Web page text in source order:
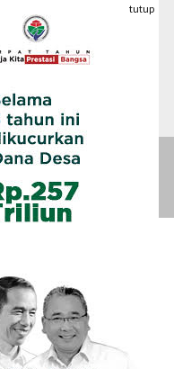
Loncat
konten
tutup